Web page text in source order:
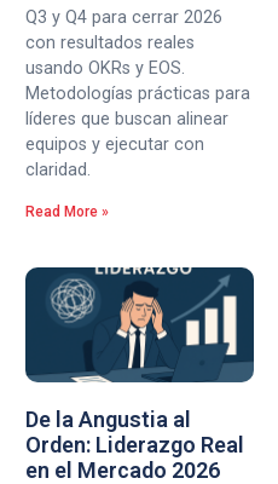
Q3 y Q4 para cerrar 2026
con resultados reales
usando OKRs y EOS.
Metodologías prácticas para
líderes que buscan alinear
equipos y ejecutar con
claridad.
Read More »
De la Angustia al
Orden: Liderazgo Real
en el Mercado 2026